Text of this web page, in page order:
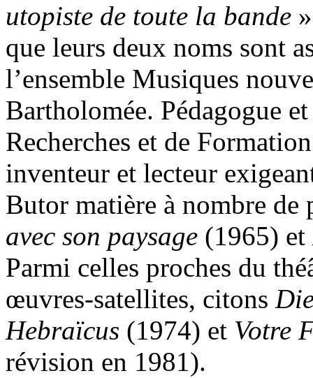
utopiste de toute la bande
que leurs deux noms sont
l’ensemble Musiques
Bartholomée. Pédagogue
Recherches et de
inventeur et lecteur
Butor matière à nombre de
avec son paysage (1965) et
Parmi celles proches du
œuvres-satellites, citons
Hebraïcus (1974) et Votre
révision en 1981).